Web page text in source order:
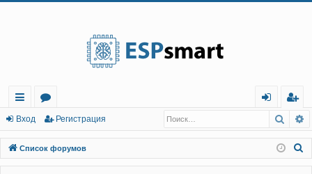
с
ы
лк
о
ру
м
д
г
ис
тр
Вход Регистрация
Список форумов